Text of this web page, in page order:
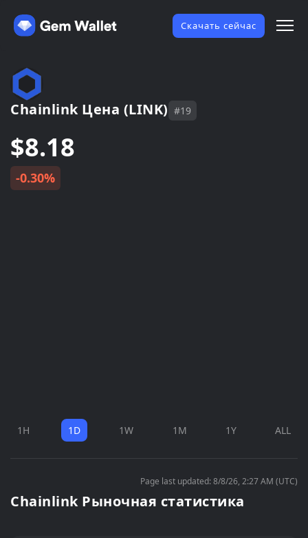
Скачать сейчас
Chainlink Цена (LINK) #19
$8.18
-0.30%
1H 1D 1W 1M 1Y ALL
Page last updated: 8/8/26, 2:27 AM (UTC)
Chainlink Рыночная статистика